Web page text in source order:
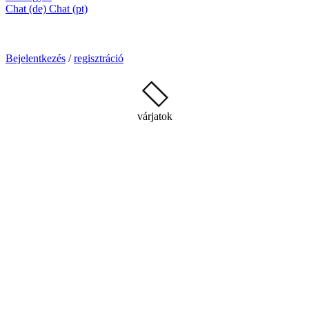
Chat (de) Chat (pt)
Bejelentkezés /regisztráció
várjatok